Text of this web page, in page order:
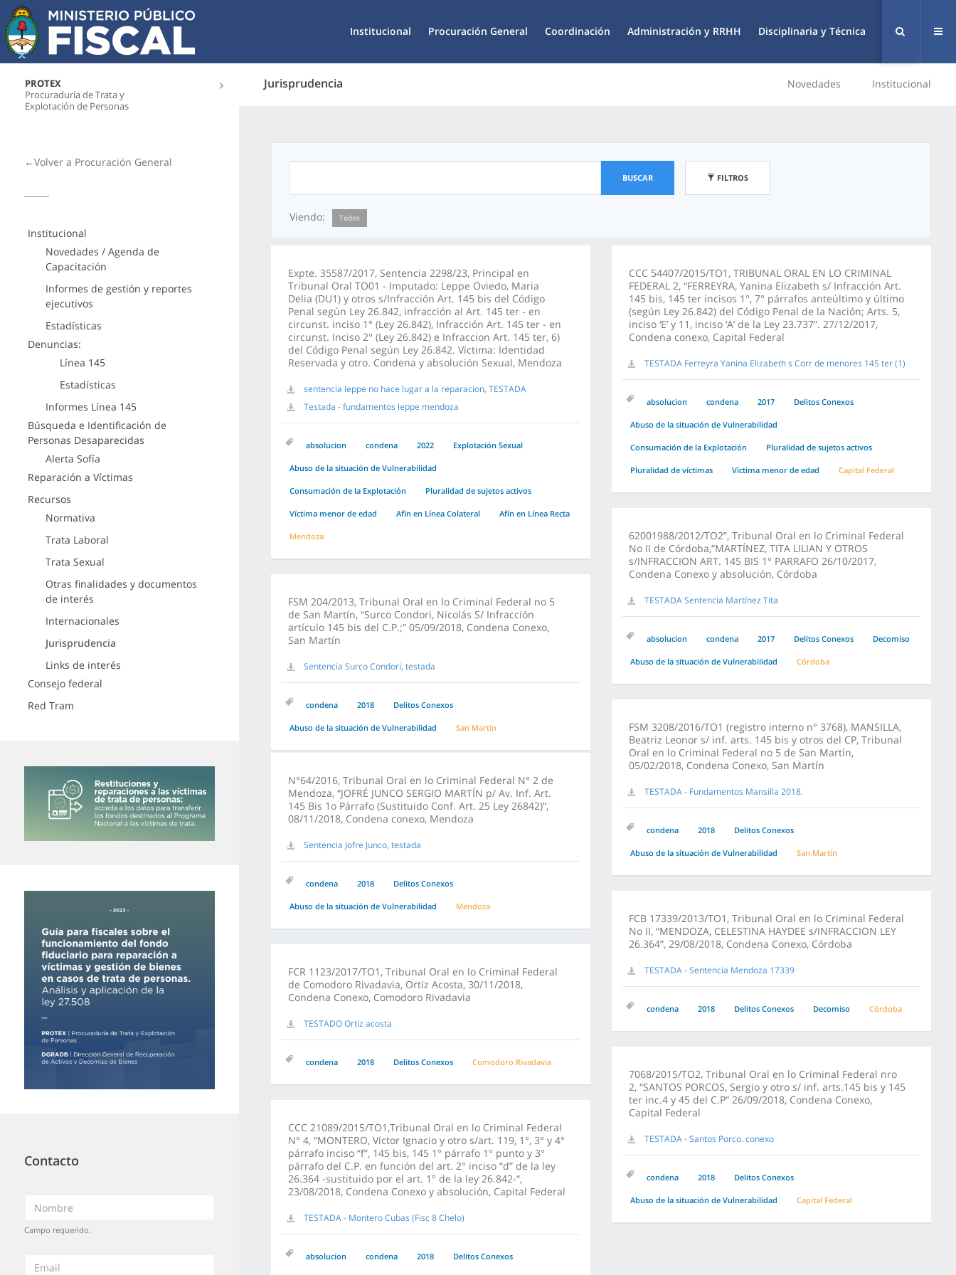
Institucional Procuración General Coordinación Administración y RRHH Disciplinaria y Técnica
PROTEX
Procuraduría de Trata y
Explotación de Personas
Jurisprudencia Novedades Institucional
←Volver a Procuración General
Institucional
Novedades / Agenda de
Capacitación
Informes de gestión y reportes
ejecutivos
Estadísticas
Denuncias:
Línea 145
Estadísticas
Informes Línea 145
Búsqueda e Identificación de
Personas Desaparecidas
Alerta Sofía
Reparación a Víctimas
Recursos
Normativa
Trata Laboral
Trata Sexual
Otras finalidades y documentos
de interés
Internacionales
Jurisprudencia
Links de interés
Consejo federal
Red Tram
Contacto
Campo requerido.
BUSCAR FILTROS
Viendo: Todos
Expte. 35587/2017, Sentencia 2298/23, Principal en
Tribunal Oral TO01 - Imputado: Leppe Oviedo, Maria
Delia (DU1) y otros s/Infracción Art. 145 bis del Código
Penal según Ley 26.842, infracción al Art. 145 ter - en
circunst. inciso 1° (Ley 26.842), Infracción Art. 145 ter - en
circunst. Inciso 2° (Ley 26.842) e Infraccion Art. 145 ter, 6)
del Código Penal según Ley 26.842. Víctima: Identidad
Reservada y otro. Condena y absolución Sexual, Mendoza
sentencia leppe no hace lugar a la reparacion, TESTADA
Testada - fundamentos leppe mendoza
absolucion condena 2022 Explotación Sexual
Abuso de la situación de Vulnerabilidad
Consumación de la Explotación Pluralidad de sujetos activos
Víctima menor de edad Afín en Línea Colateral Afín en Línea Recta
Mendoza
CCC 54407/2015/TO1, TRIBUNAL ORAL EN LO CRIMINAL
FEDERAL 2, “FERREYRA, Yanina Elizabeth s/ Infracción Art.
145 bis, 145 ter incisos 1°, 7° párrafos anteúltimo y último
(según Ley 26.842) del Código Penal de la Nación; Arts. 5,
inciso ‘E’ y 11, inciso ‘A’ de la Ley 23.737”. 27/12/2017,
Condena conexo, Capital Federal
TESTADA Ferreyra Yanina Elizabeth s Corr de menores 145 ter (1)
absolucion condena 2017 Delitos Conexos
Abuso de la situación de Vulnerabilidad
Consumación de la Explotación Pluralidad de sujetos activos
Pluralidad de víctimas Víctima menor de edad Capital Federal
62001988/2012/TO2”, Tribunal Oral en lo Criminal Federal
No II de Córdoba,“MARTÍNEZ, TITA LILIAN Y OTROS
s/INFRACCION ART. 145 BIS 1° PARRAFO 26/10/2017,
Condena Conexo y absolución, Córdoba
TESTADA Sentencia Martínez Tita
absolucion condena 2017 Delitos Conexos Decomiso
Abuso de la situación de Vulnerabilidad Córdoba
FSM 204/2013, Tribunal Oral en lo Criminal Federal no 5
de San Martín, “Surco Condori, Nicolás S/ Infracción
artículo 145 bis del C.P.;” 05/09/2018, Condena Conexo,
San Martín
Sentencia Surco Condori, testada
condena 2018 Delitos Conexos
Abuso de la situación de Vulnerabilidad San Martín
FSM 3208/2016/TO1 (registro interno n° 3768), MANSILLA,
Beatriz Leonor s/ inf. arts. 145 bis y otros del CP, Tribunal
Oral en lo Criminal Federal no 5 de San Martín,
05/02/2018, Condena Conexo, San Martín
TESTADA - Fundamentos Mansilla 2018.
condena 2018 Delitos Conexos
Abuso de la situación de Vulnerabilidad San Martín
N°64/2016, Tribunal Oral en lo Criminal Federal N° 2 de
Mendoza, “JOFRÉ JUNCO SERGIO MARTÍN p/ Av. Inf. Art.
145 Bis 1o Párrafo (Sustituido Conf. Art. 25 Ley 26842)”,
08/11/2018, Condena conexo, Mendoza
Sentencia Jofre Junco, testada
condena 2018 Delitos Conexos
Abuso de la situación de Vulnerabilidad Mendoza
FCB 17339/2013/TO1, Tribunal Oral en lo Criminal Federal
No II, “MENDOZA, CELESTINA HAYDEE s/INFRACCION LEY
26.364”, 29/08/2018, Condena Conexo, Córdoba
TESTADA - Sentencia Mendoza 17339
condena 2018 Delitos Conexos Decomiso Córdoba
FCR 1123/2017/TO1, Tribunal Oral en lo Criminal Federal
de Comodoro Rivadavia, Ortiz Acosta, 30/11/2018,
Condena Conexo, Comodoro Rivadavia
TESTADO Ortiz acosta
condena 2018 Delitos Conexos Comodoro Rivadavia
7068/2015/TO2, Tribunal Oral en lo Criminal Federal nro
2, “SANTOS PORCOS, Sergio y otro s/ inf. arts.145 bis y 145
ter inc.4 y 45 del C.P” 26/09/2018, Condena Conexo,
Capital Federal
TESTADA - Santos Porco. conexo
condena 2018 Delitos Conexos
Abuso de la situación de Vulnerabilidad Capital Federal
CCC 21089/2015/TO1,Tribunal Oral en lo Criminal Federal
N° 4, “MONTERO, Víctor Ignacio y otro s/art. 119, 1°, 3° y 4°
párrafo inciso “f”, 145 bis, 145 1° párrafo 1° punto y 3°
párrafo del C.P. en función del art. 2° inciso “d” de la ley
26.364 -sustituido por el art. 1° de la ley 26.842-“,
23/08/2018, Condena Conexo y absolución, Capital Federal
TESTADA - Montero Cubas (Fisc 8 Chelo)
absolucion condena 2018 Delitos Conexos